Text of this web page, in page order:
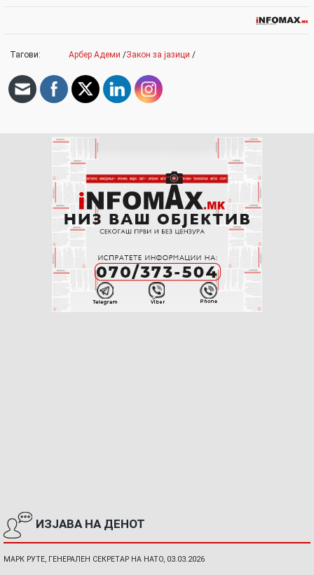
Тагови: Арбер Адеми /Закон за јазици /
ИЗЈАВА НА ДЕНОТ
МАРК РУТЕ, ГЕНЕРАЛЕН СЕКРЕТАР НА НАТО, 03.03.2026